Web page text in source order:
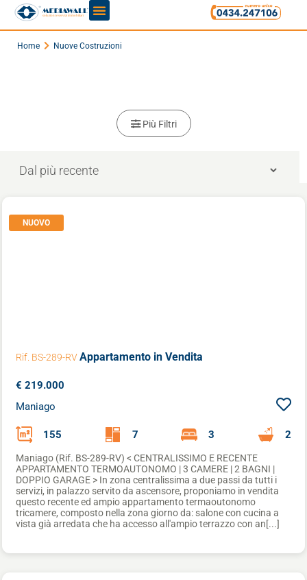
Home Nuove Costruzioni
Più Filtri
NUOVO
Rif. BS-289-RVAppartamento in Vendita
€ 219.000
Maniago
155 7 3 2
Maniago (Rif. BS-289-RV) < CENTRALISSIMO E RECENTE
APPARTAMENTO TERMOAUTONOMO | 3 CAMERE | 2 BAGNI |
DOPPIO GARAGE > In zona centralissima a due passi da tutti i
servizi, in palazzo servito da ascensore, proponiamo in vendita
questo recente ed ampio appartamento termaoutonomo
tricamere, composto nella zona giorno da: salone con cucina a
vista già arredata che ha accesso all'ampio terrazzo con an[...]